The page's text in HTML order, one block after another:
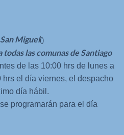
Miguel()
las comunas de Santiago
de las 10:00 hrs de lunes a
hrs el día viernes, el despacho
día hábil.
programarán para el día